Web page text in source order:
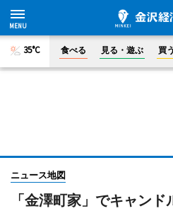
35°C 食べる 見る・遊ぶ 買う
ニュース地図
「金澤町家」でキャン